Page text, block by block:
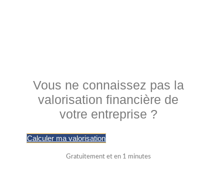
Vous ne connaissez pas la
valorisation financière de
votre entreprise ?
Calculer ma valorisation
Gratuitement et en 1 minutes